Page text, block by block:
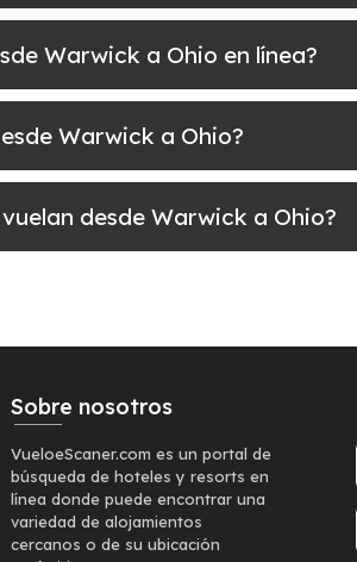
Warwick a Ohio en línea?
Warwick a Ohio?
desde Warwick a Ohio?
Sobre nosotros
VueloeScaner.com es un portal de
búsqueda de hoteles y resorts en
línea donde puede encontrar una
variedad de alojamientos
cercanos o de su ubicación